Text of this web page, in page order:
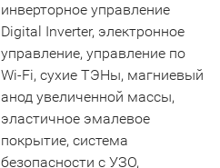
инверторное управление
Digital Inverter, электронное
управление, управление по
Wi-Fi, сухие ТЭНы, магниевый
анод увеличенной массы,
эластичное эмалевое
покрытие, система
безопасности c УЗО,